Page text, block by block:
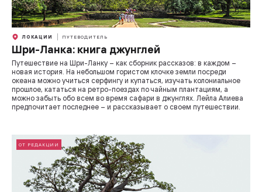
ЛОКАЦИИ ПУТЕВОДИТЕЛЬ
Шри-Ланка: книга джунглей
Путешествие на Шри-Ланку – как сборник рассказов: в каждом –
новая история. На небольшом гористом клочке земли посреди
океана можно учиться серфингу и купаться, изучать колониальное
прошлое, кататься на ретро-поездах по чайным плантациям, а
можно забыть обо всем во время сафари в джунглях. Лейла Алиева
предпочитает последнее – и рассказывает о своем путешествии.
ОТ РЕДАКЦИИ